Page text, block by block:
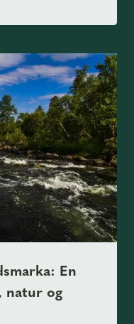
En
natur og